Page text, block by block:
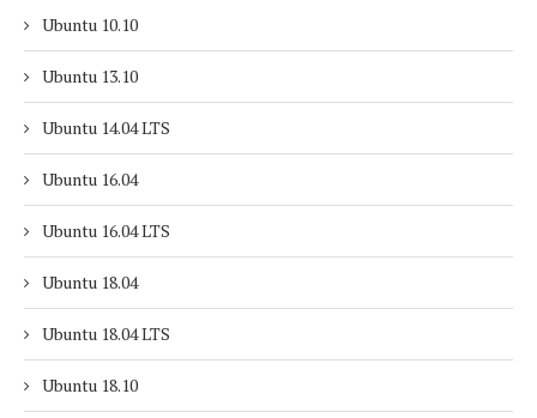
Ubuntu 10.10
Ubuntu 13.10
Ubuntu 14.04 LTS
Ubuntu 16.04
Ubuntu 16.04 LTS
Ubuntu 18.04
Ubuntu 18.04 LTS
Ubuntu 18.10